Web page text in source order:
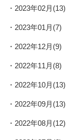
2023年02月(13)
2023年01月(7)
2022年12月(9)
2022年11月(8)
2022年10月(13)
2022年09月(13)
2022年08月(12)